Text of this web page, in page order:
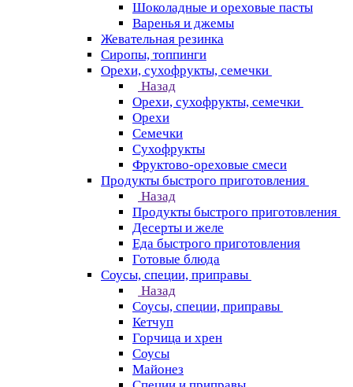
Шоколадные и ореховые пасты
Варенья и джемы
Жевательная резинка
Сиропы, топпинги
Орехи, сухофрукты, семечки
Назад
Орехи, сухофрукты, семечки
Орехи
Семечки
Сухофрукты
Фруктово-ореховые смеси
Продукты быстрого приготовления
Назад
Продукты быстрого приготовления
Десерты и желе
Еда быстрого приготовления
Готовые блюда
Соусы, специи, приправы
Назад
Соусы, специи, приправы
Кетчуп
Горчица и хрен
Соусы
Майонез